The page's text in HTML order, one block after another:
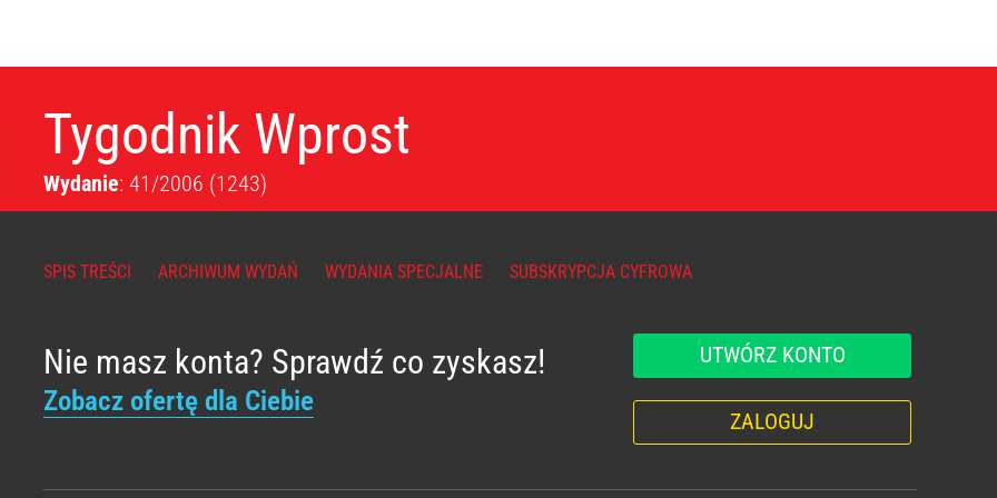
Tygodnik Wprost
Wydanie: 41/2006 (1243)
SPIS TREŚCI ARCHIWUM WYDAŃ WYDANIA SPECJALNE SUBSKRYPCJA CYFROWA
Nie masz konta? Sprawdź co zyskasz!
Zobacz ofertę dla Ciebie
UTWÓRZ KONTO
ZALOGUJ